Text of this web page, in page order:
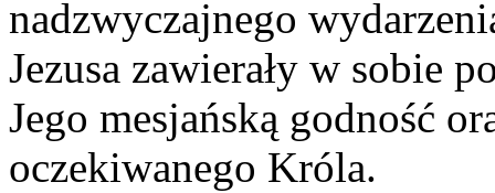
nadzwyczajnego
Jezusa zawierały w sobie
Jego mesjańską godność
oczekiwanego Króla.